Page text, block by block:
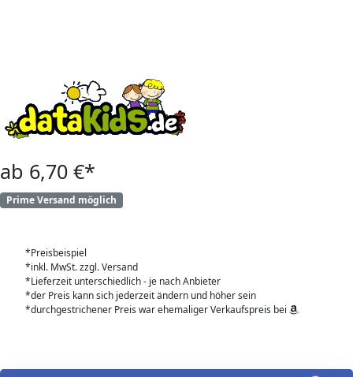
ab 6,70 €*
Prime Versand möglich
*Preisbeispiel
*inkl. MwSt. zzgl. Versand
*Lieferzeit unterschiedlich - je nach Anbieter
*der Preis kann sich jederzeit ändern und höher sein
*durchgestrichener Preis war ehemaliger Verkaufspreis bei